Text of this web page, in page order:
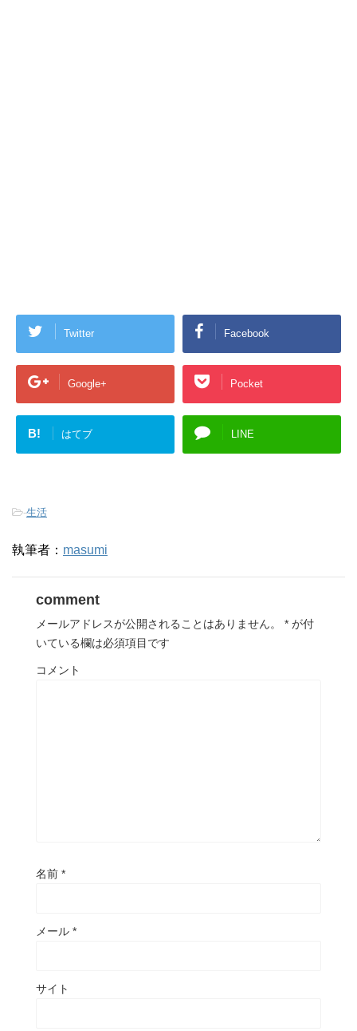
Twitter Facebook
Google+ Pocket
B! はてブ LINE
-生活
執筆者： masumi
comment
メールアドレスが公開されることはありません。 * が付
いている欄は必須項目です
コメント
名前 *
メール *
サイト